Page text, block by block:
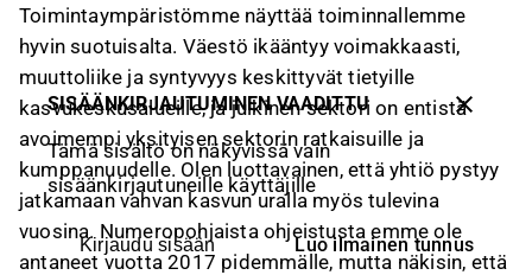
Toimintaympäristömme näyttää toiminnallemme
hyvin suotuisalta. Väestö ikääntyy voimakkaasti,
muuttoliike ja syntyvyys keskittyvät tietyille
kasvukeskusalueille, ja julkinen sektori on entistä
avoimempi yksityisen sektorin ratkaisuille ja
kumppanuudelle. Olen luottavainen, että yhtiö pystyy
jatkamaan vahvan kasvun uralla myös tulevina
vuosina. Numeropohjaista ohjeistusta emme ole
antaneet vuotta 2017 pidemmälle, mutta näkisin, että
SISÄÄNKIRJAUTUMINEN VAADITTU
Tämä sisältö on näkyvissä vain
sisäänkirjautuneille käyttäjille
Kirjaudu sisään Luo ilmainen tunnus